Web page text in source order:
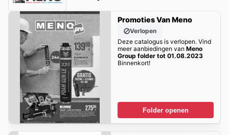
Promoties Van Meno
Verlopen
Deze catalogus is verlopen. Vind
meer aanbiedingen van Meno
Group folder tot 01.08.2023
Binnenkort!
Folder openen